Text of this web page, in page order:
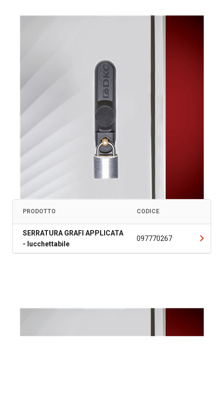
PRODOTTO CODICE
SERRATURA GRAFI APPLICATA
- lucchettabile
097770267